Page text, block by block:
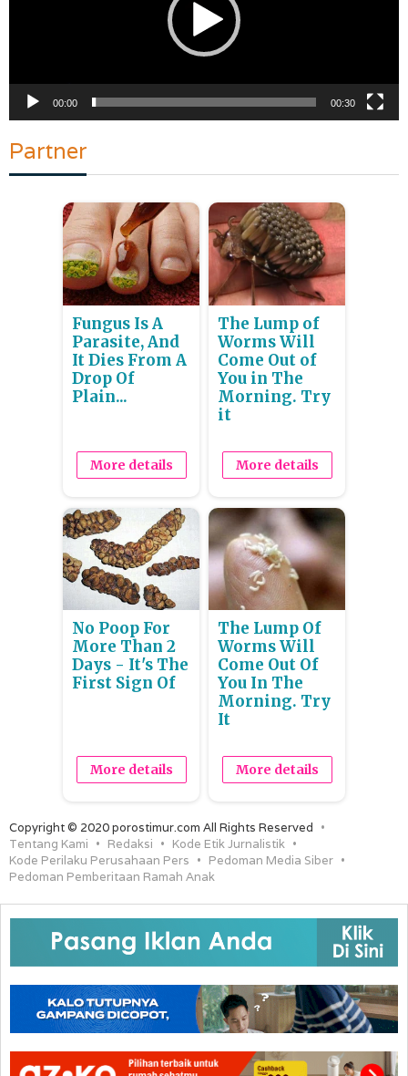
00:00 00:30
Partner
Fungus Is A
Parasite, And
It Dies From A
Drop Of
Plain...
More details
The Lump of
Worms Will
Come Out of
You in The
Morning. Try
it
More details
No Poop For
More Than 2
Days - It's The
First Sign Of
More details
The Lump Of
Worms Will
Come Out Of
You In The
Morning. Try
It
More details
Copyright © 2020 porostimur.com All Rights Reserved
Tentang Kami
Redaksi
Kode Etik Jurnalistik
Kode Perilaku Perusahaan Pers
Pedoman Media Siber
Pedoman Pemberitaan Ramah Anak